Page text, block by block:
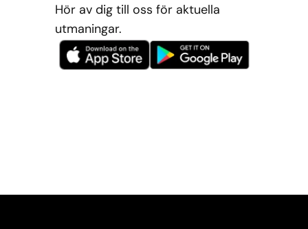
Hör av dig till oss för aktuella
utmaningar.